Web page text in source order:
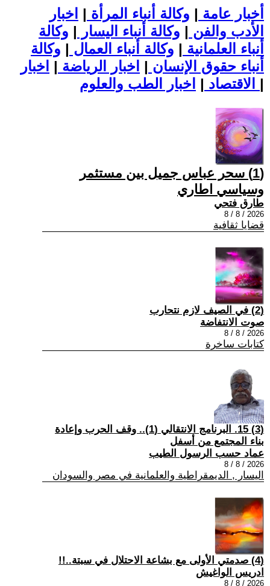
أخبار عامة | وكالة أنباء المرأة | اخبار
الأدب والفن | وكالة أنباء اليسار | وكالة
أنباء العلمانية | وكالة أنباء العمال | وكالة
أنباء حقوق الإنسان | اخبار الرياضة | اخبار
الاقتصاد | |
(1) سحر عباس جميل بين مستثمر
وسياسي اطاري
طارق فتحي
2026 / 8 / 8
قضايا ثقافية
(2) في الصيف لازم نتحارب
صوت الانتفاضة
2026 / 8 / 8
كتابات ساخرة
(3) 15. البرنامج الانتقالي (1).. وقف الحرب وإعادة
بناء المجتمع من أسفل
عماد حسب الرسول الطيب
2026 / 8 / 8
اليسار , الديمقراطية والعلمانية في مصر والسودان
(4) صدمتي الأولى مع بشاعة الاحتلال في سبتة..!!
ادريس الواغيش
2026 / 8 / 8